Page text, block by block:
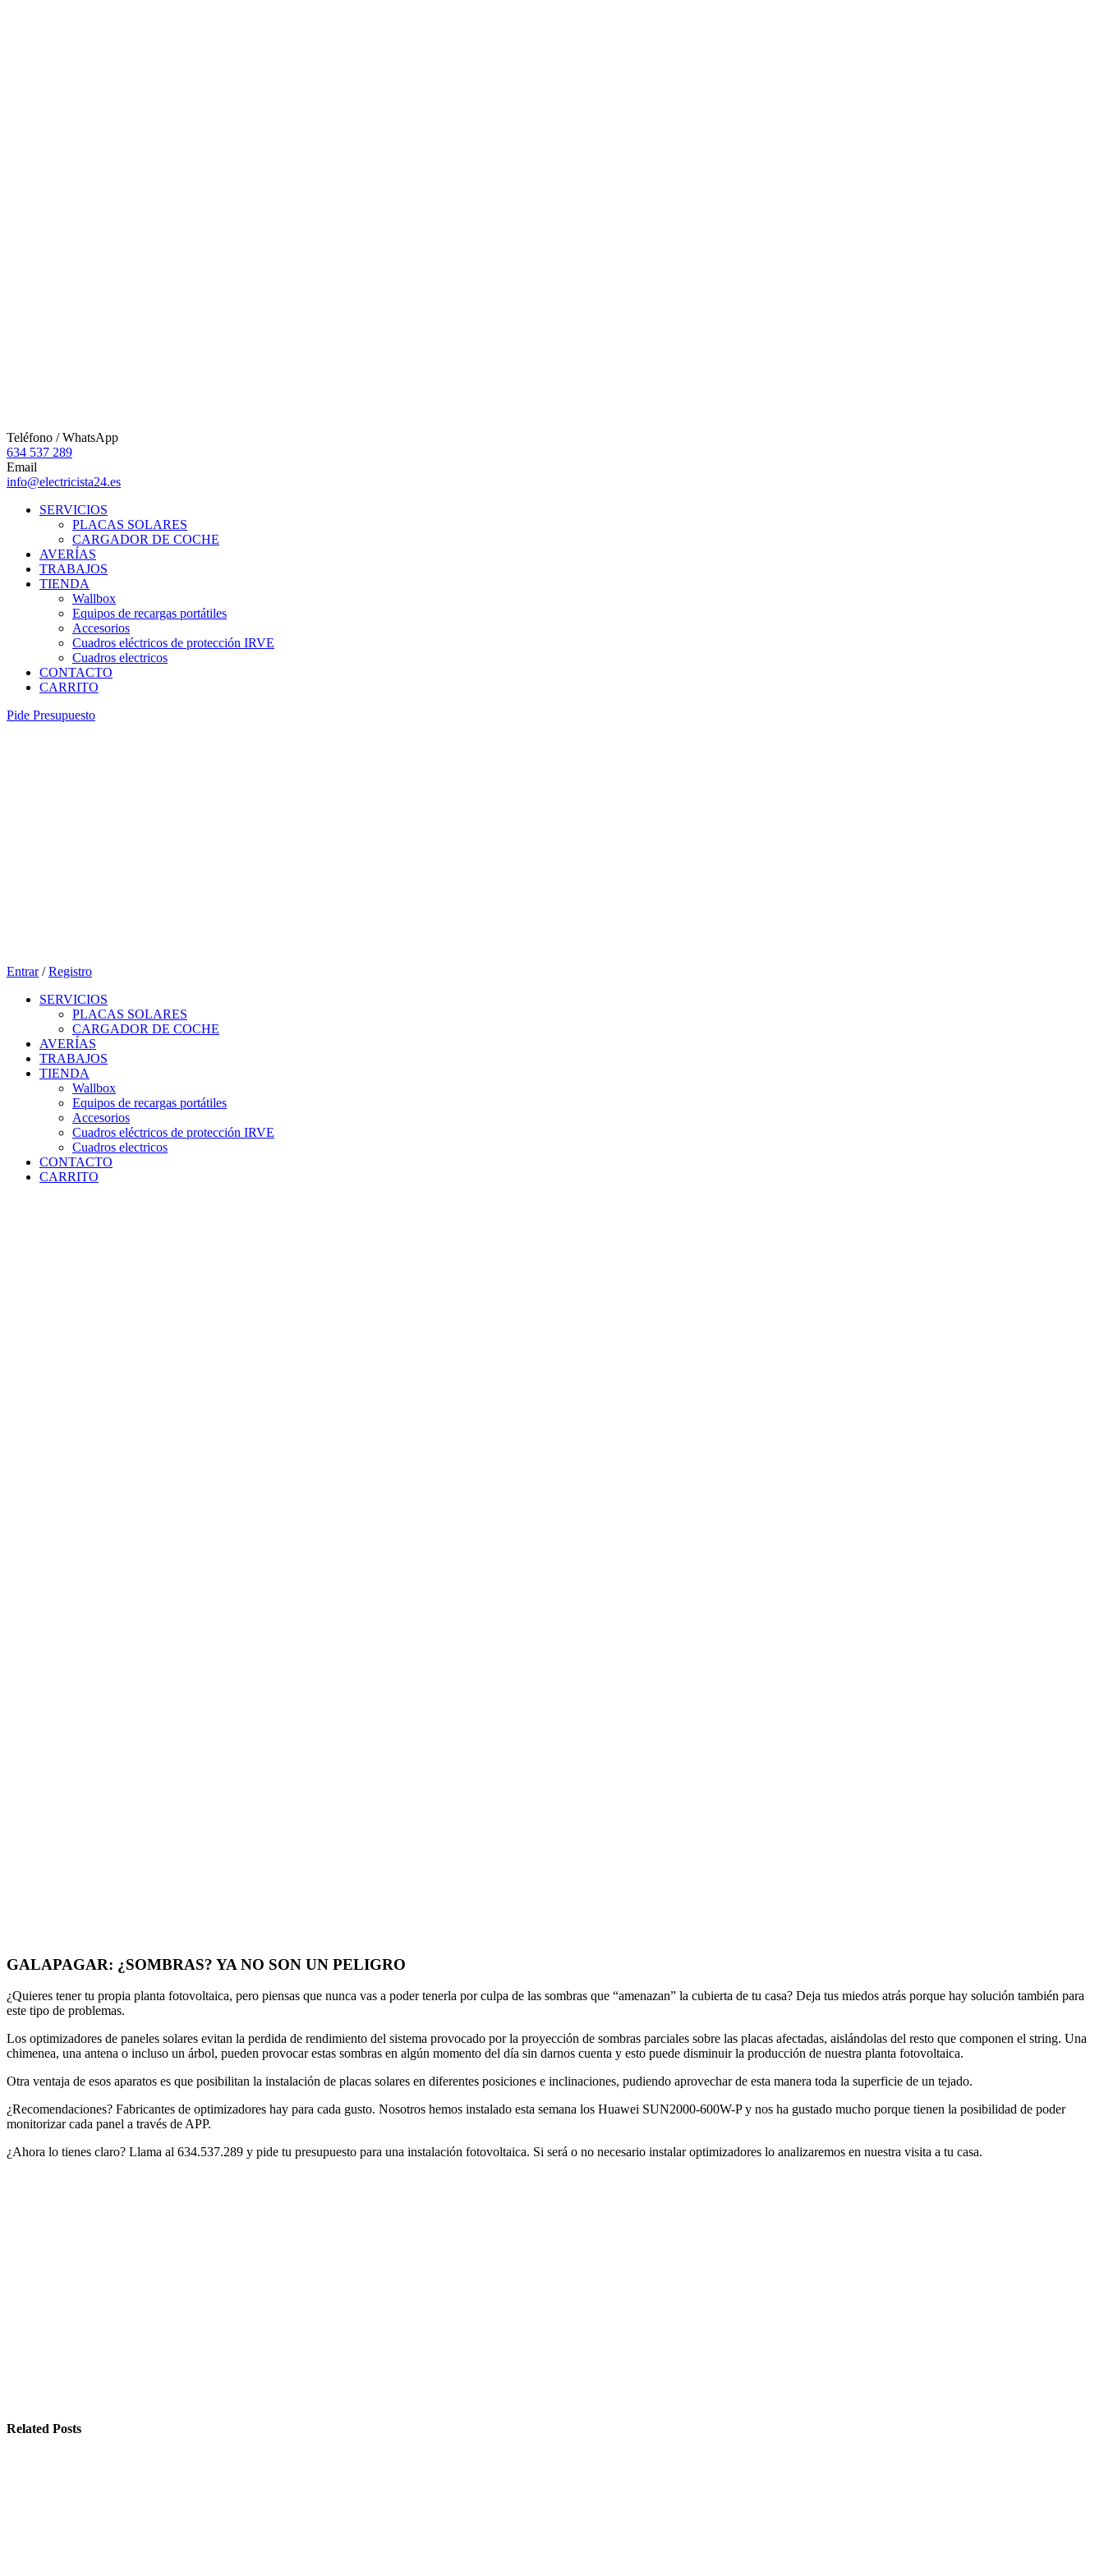
Teléfono / WhatsApp
634 537 289
Email
info@electricista24.es
SERVICIOS
PLACAS SOLARES
CARGADOR DE COCHE
AVERÍAS
TRABAJOS
TIENDA
Wallbox
Equipos de recargas portátiles
Accesorios
Cuadros eléctricos de protección IRVE
Cuadros electricos
CONTACTO
CARRITO
Pide Presupuesto
Entrar / Registro
SERVICIOS
PLACAS SOLARES
CARGADOR DE COCHE
AVERÍAS
TRABAJOS
TIENDA
Wallbox
Equipos de recargas portátiles
Accesorios
Cuadros eléctricos de protección IRVE
Cuadros electricos
CONTACTO
CARRITO
GALAPAGAR: ¿SOMBRAS? YA NO SON UN PELIGRO
¿Quieres tener tu propia planta fotovoltaica, pero piensas que nunca vas a poder tenerla por culpa de las sombras que “amenazan” la cubierta de tu casa? Deja tus miedos atrás porque hay solución también para
este tipo de problemas.
Los optimizadores de paneles solares evitan la perdida de rendimiento del sistema provocado por la proyección de sombras parciales sobre las placas afectadas, aislándolas del resto que componen el string. Una
chimenea, una antena o incluso un árbol, pueden provocar estas sombras en algún momento del día sin darnos cuenta y esto puede disminuir la producción de nuestra planta fotovoltaica.
Otra ventaja de esos aparatos es que posibilitan la instalación de placas solares en diferentes posiciones e inclinaciones, pudiendo aprovechar de esta manera toda la superficie de un tejado.
¿Recomendaciones? Fabricantes de optimizadores hay para cada gusto. Nosotros hemos instalado esta semana los Huawei SUN2000-600W-P y nos ha gustado mucho porque tienen la posibilidad de poder
monitorizar cada panel a través de APP.
¿Ahora lo tienes claro? Llama al 634.537.289 y pide tu presupuesto para una instalación fotovoltaica. Si será o no necesario instalar optimizadores lo analizaremos en nuestra visita a tu casa.
Related Posts